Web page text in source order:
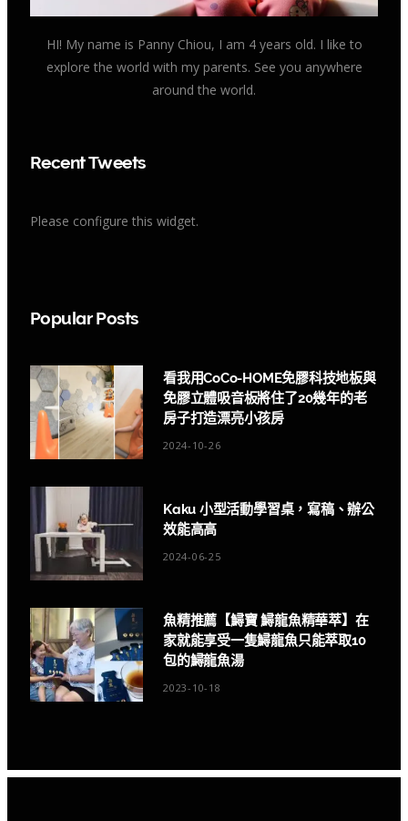
HI! My name is Panny Chiou, I am 4 years old. I like to
explore the world with my parents. See you anywhere
around the world.
Recent Tweets
Please configure this widget.
Popular Posts
看我用CoCo-HOME免膠科技地板與
免膠立體吸音板將住了20幾年的老
房子打造漂亮小孩房
2024-10-26
Kaku 小型活動學習桌，寫稿、辦公
效能高高
2024-06-25
魚精推薦【鱘寶 鱘龍魚精華萃】在
家就能享受一隻鱘龍魚只能萃取10
包的鱘龍魚湯
2023-10-18